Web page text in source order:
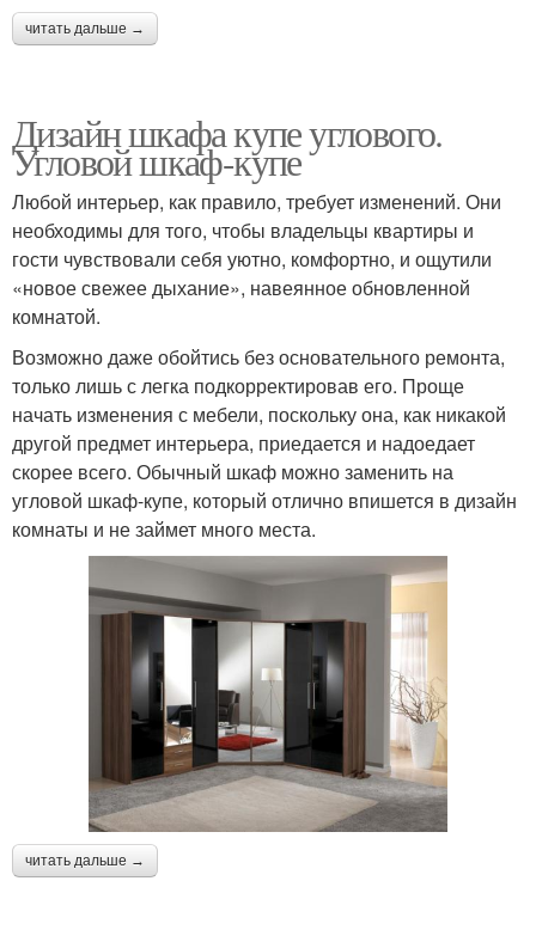
читать дальше →
Дизайн шкафа купе углового.
Угловой шкаф-купе
Любой интерьер, как правило, требует изменений. Они
необходимы для того, чтобы владельцы квартиры и
гости чувствовали себя уютно, комфортно, и ощутили
«новое свежее дыхание», навеянное обновленной
комнатой.
Возможно даже обойтись без основательного ремонта,
только лишь с легка подкорректировав его. Проще
начать изменения с мебели, поскольку она, как никакой
другой предмет интерьера, приедается и надоедает
скорее всего. Обычный шкаф можно заменить на
угловой шкаф-купе, который отлично впишется в дизайн
комнаты и не займет много места.
читать дальше →